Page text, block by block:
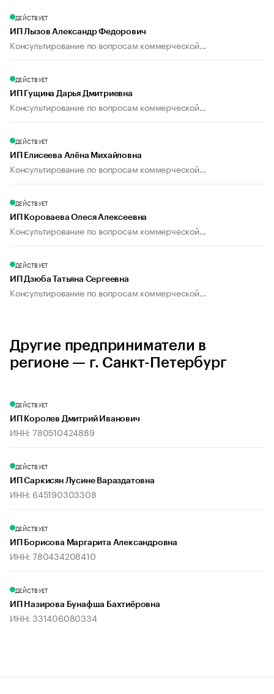
ДЕЙСТВУЕТ
ИП Лызов Александр Федорович
Консультирование по вопросам коммерческой...
ДЕЙСТВУЕТ
ИП Гущина Дарья Дмитриевна
Консультирование по вопросам коммерческой...
ДЕЙСТВУЕТ
ИП Елисеева Алёна Михайловна
Консультирование по вопросам коммерческой...
ДЕЙСТВУЕТ
ИП Короваева Олеся Алексеевна
Консультирование по вопросам коммерческой...
ДЕЙСТВУЕТ
ИП Дзюба Татьяна Сергеевна
Консультирование по вопросам коммерческой...
Другие предприниматели в
регионе — г. Санкт-Петербург
ДЕЙСТВУЕТ
ИП Королев Дмитрий Иванович
ИНН: 780510424889
ДЕЙСТВУЕТ
ИП Саркисян Лусине Вараздатовна
ИНН: 645190303308
ДЕЙСТВУЕТ
ИП Борисова Маргарита Александровна
ИНН: 780434208410
ДЕЙСТВУЕТ
ИП Назирова Бунафша Бахтиёровна
ИНН: 331406080334